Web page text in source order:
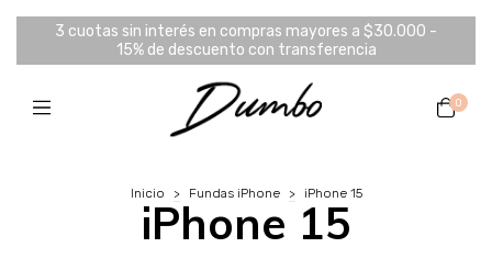
3 cuotas sin interés en compras mayores a $30.000 -
15% de descuento con transferencia
0
Inicio > Fundas iPhone > iPhone 15
iPhone 15